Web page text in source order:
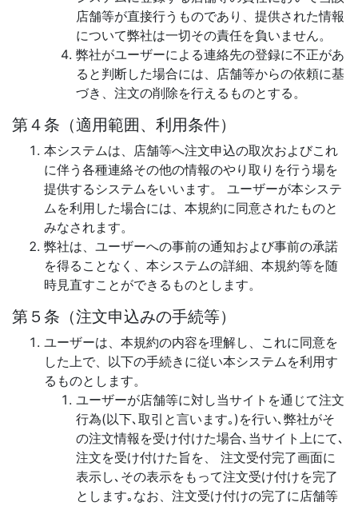
店舗等が直接行うものであり、提供された情報
について弊社は一切その責任を負いません。
弊社がユーザーによる連絡先の登録に不正があ
ると判断した場合には、店舗等からの依頼に基
づき、注文の削除を行えるものとする。
第４条（適用範囲、利用条件）
本システムは、店舗等へ注文申込の取次およびこれ
に伴う各種連絡その他の情報のやり取りを行う場を
提供するシステムをいいます。 ユーザーが本システ
ムを利用した場合には、本規約に同意されたものと
みなされます。
弊社は、ユーザーへの事前の通知および事前の承諾
を得ることなく、本システムの詳細、本規約等を随
時見直すことができるものとします。
第５条（注文申込みの手続等）
ユーザーは、本規約の内容を理解し、これに同意を
した上で、以下の手続きに従い本システムを利用す
るものとします。
ユーザーが店舗等に対し当サイトを通じて注文
行為(以下､取引と言います｡)を行い､弊社がそ
の注文情報を受け付けた場合､当サイト上にて､
注文を受け付けた旨を、 注文受付完了画面に
表示し､その表示をもって注文受け付けを完了
とします｡なお、注文受け付けの完了に店舗等